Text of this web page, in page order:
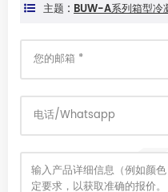
主题 : BUW-A系列箱型冷